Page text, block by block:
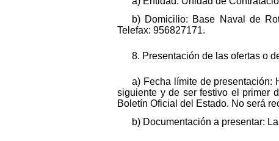
b) Domicilio: Base Naval de
Telefax: 956827171.
8. Presentación de las ofertas o
a) Fecha límite de presentación:
siguiente y de ser festivo el primer
Boletín Oficial del Estado. No será
b) Documentación a presentar: